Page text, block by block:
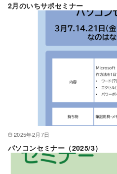
2月のいちサポセミナー
2025年2月7日
パソコンセミナー（2025/3）